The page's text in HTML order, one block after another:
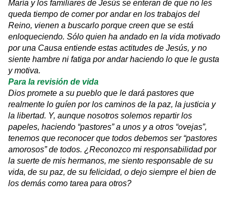
María y los familiares de Jesús se enteran de que no les
queda tiempo de comer por andar en los trabajos del
Reino, vienen a buscarlo porque creen que se está
enloqueciendo. Sólo quien ha andado en la vida motivado
por una Causa entiende estas actitudes de Jesús, y no
siente hambre ni fatiga por andar haciendo lo que le gusta
y motiva.
Para la revisión de vida
Dios promete a su pueblo que le dará pastores que
realmente lo guíen por los caminos de la paz, la justicia y
la libertad. Y, aunque nosotros solemos repartir los
papeles, haciendo “pastores” a unos y a otros “ovejas”,
tenemos que reconocer que todos debemos ser “pastores
amorosos” de todos. ¿Reconozco mi responsabilidad por
la suerte de mis hermanos, me siento responsable de su
vida, de su paz, de su felicidad, o dejo siempre el bien de
los demás como tarea para otros?